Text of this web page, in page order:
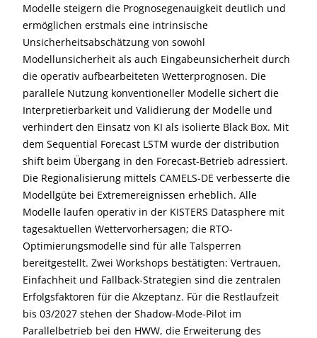
Modelle steigern die Prognosegenauigkeit deutlich und
ermöglichen erstmals eine intrinsische
Unsicherheitsabschätzung von sowohl
Modellunsicherheit als auch Eingabeunsicherheit durch
die operativ aufbearbeiteten Wetterprognosen. Die
parallele Nutzung konventioneller Modelle sichert die
Interpretierbarkeit und Validierung der Modelle und
verhindert den Einsatz von KI als isolierte Black Box. Mit
dem Sequential Forecast LSTM wurde der distribution
shift beim Übergang in den Forecast-Betrieb adressiert.
Die Regionalisierung mittels CAMELS-DE verbesserte die
Modellgüte bei Extremereignissen erheblich. Alle
Modelle laufen operativ in der KISTERS Datasphere mit
tagesaktuellen Wettervorhersagen; die RTO-
Optimierungsmodelle sind für alle Talsperren
bereitgestellt. Zwei Workshops bestätigten: Vertrauen,
Einfachheit und Fallback-Strategien sind die zentralen
Erfolgsfaktoren für die Akzeptanz. Für die Restlaufzeit
bis 03/2027 stehen der Shadow-Mode-Pilot im
Parallelbetrieb bei den HWW, die Erweiterung des